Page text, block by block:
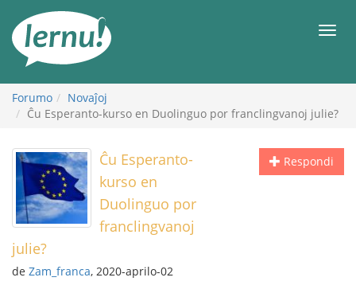
enhavo
Forumo
Novaĵoj
Ĉu Esperanto-kurso en Duolinguo por franclingvanoj julie?
Respondi
Ĉu Esperanto-
kurso en
Duolinguo por
franclingvanoj
julie?
de Zam_franca, 2020-aprilo-02